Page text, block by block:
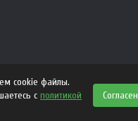
cookie файлы.
с политикой
Согласен